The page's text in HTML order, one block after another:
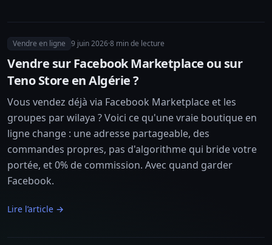
Vendre en ligne 9 juin 2026·8 min de lecture
Vendre sur Facebook Marketplace ou sur
Teno Store en Algérie ?
Vous vendez déjà via Facebook Marketplace et les
groupes par wilaya ? Voici ce qu'une vraie boutique en
ligne change : une adresse partageable, des
commandes propres, pas d'algorithme qui bride votre
portée, et 0% de commission. Avec quand garder
Facebook.
Lire l’article →